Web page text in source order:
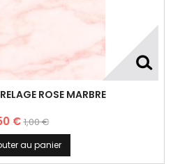
ROSE MARBRE
€1,00 €
au panier